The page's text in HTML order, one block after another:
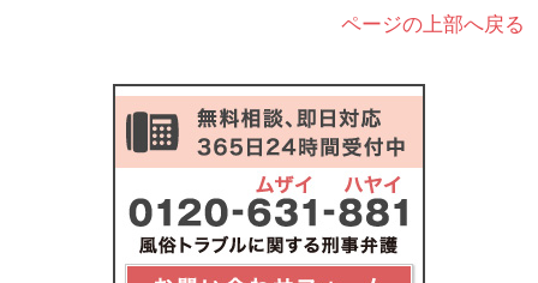
ページの上部へ戻る